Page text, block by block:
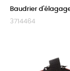
Baudrier
3714464